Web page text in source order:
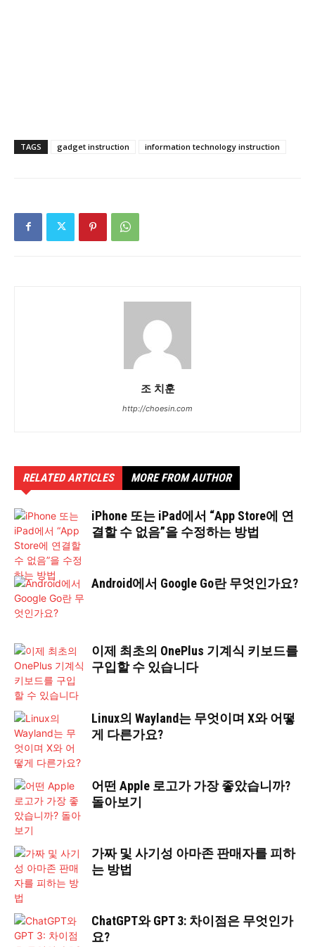
TAGS gadget instruction information technology instruction
조 치훈
http://choesin.com
RELATED ARTICLES MORE FROM AUTHOR
iPhone 또는 iPad에서 “App Store에 연
결할 수 없음”을 수정하는 방법
Android에서 Google Go란 무엇인가요?
이제 최초의 OnePlus 기계식 키보드를
구입할 수 있습니다
Linux의 Wayland는 무엇이며 X와 어떻
게 다른가요?
어떤 Apple 로고가 가장 좋았습니까?
돌아보기
가짜 및 사기성 아마존 판매자를 피하
는 방법
ChatGPT와 GPT 3: 차이점은 무엇인가
요?